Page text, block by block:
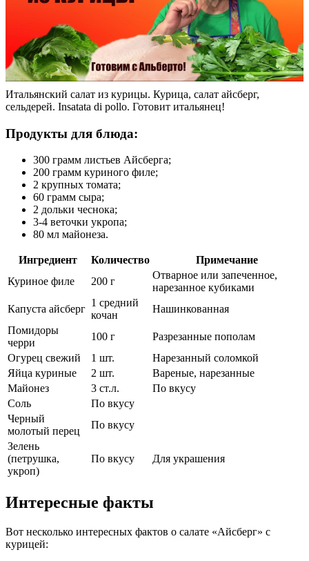
Итальянский салат из курицы. Курица, салат айсберг,
сельдерей. Insatata di pollo. Готовит итальянец!
Продукты для блюда:
300 грамм листьев Айсберга;
200 грамм куриного филе;
2 крупных томата;
60 грамм сыра;
2 дольки чеснока;
3-4 веточки укропа;
80 мл майонеза.
Ингредиент Количество
Примечание
Куриное филе
200 г
Отварное или запеченное,
нарезанное кубиками
Капуста айсберг
1 средний
кочан
Нашинкованная
Помидоры
черри
100 г
Разрезанные пополам
Огурец свежий
1 шт.
Нарезанный соломкой
Яйца куриные
2 шт.
Вареные, нарезанные
Майонез
3 ст.л.
По вкусу
Соль
По вкусу
Черный
молотый перец
По вкусу
Зелень
(петрушка,
укроп)
По вкусу Для украшения
Интересные факты
Вот несколько интересных фактов о салате «Айсберг» с
курицей: